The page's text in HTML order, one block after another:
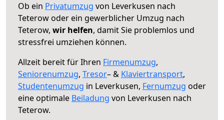
Ob ein Privatumzug von Leverkusen nach
Teterow oder ein gewerblicher Umzug nach
Teterow, wir helfen, damit Sie problemlos und
stressfrei umziehen können.
Allzeit bereit für Ihren Firmenumzug,
Seniorenumzug, Tresor– & Klaviertransport,
Studentenumzug in Leverkusen, Fernumzug oder
eine optimale Beiladung von Leverkusen nach
Teterow.